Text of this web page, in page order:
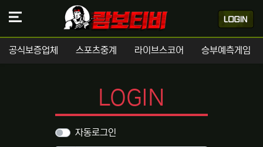
공식보증업체 스포츠중계 라이브스코어 승부예측게임
LOGIN
자동로그인